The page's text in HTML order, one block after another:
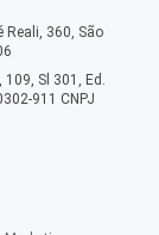
Reali, 360, São
Sl 301, Ed.
911 CNPJ